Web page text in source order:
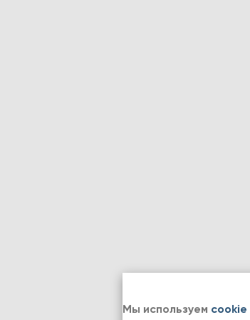
Мы используем cookie